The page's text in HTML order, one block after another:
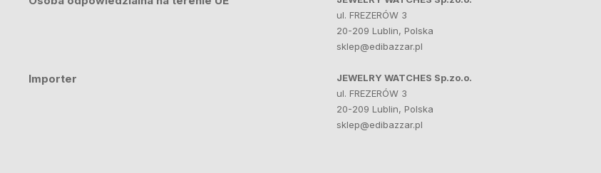
ul. FREZERÓW 3
20-209 Lublin, Polska
sklep@edibazzar.pl
Importer
JEWELRY WATCHES Sp.zo.o.
ul. FREZERÓW 3
20-209 Lublin, Polska
sklep@edibazzar.pl